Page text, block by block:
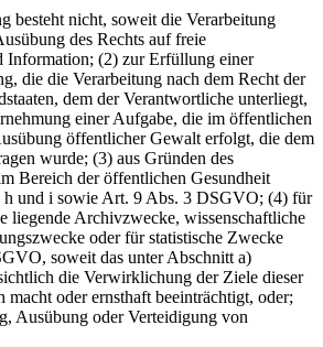
besteht nicht, soweit die Verarbeitung
des Rechts auf freie
Information; (2) zur Erfüllung einer
die die Verarbeitung nach dem Recht der
dem der Verantwortliche unterliegt,
einer Aufgabe, die im öffentlichen
öffentlicher Gewalt erfolgt, die dem
wurde; (3) aus Gründen des
Bereich der öffentlichen Gesundheit
h und i sowie Art. 9 Abs. 3 DSGVO; (4) für
liegende Archivzwecke, wissenschaftliche
oder für statistische Zwecke
soweit das unter Abschnitt a)
die Verwirklichung der Ziele dieser
macht oder ernsthaft beeinträchtigt, oder;
Ausübung oder Verteidigung von